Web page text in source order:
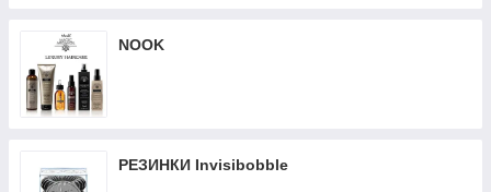
NOOK
РЕЗИНКИ Invisibobble